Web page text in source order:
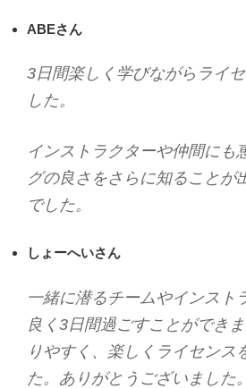
ABEさん
3日間楽しく学びながらライ
した。
インストラクターや仲間にも
グの良さをさらに知ることが
でした。
しょーへいさん
一緒に潜るチームやインスト
良く3日間過ごすことができ
りやすく、楽しくライセンス
た。ありがとうございました。